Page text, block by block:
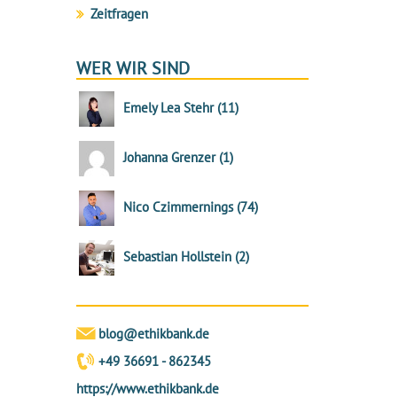
Zeitfragen
WER WIR SIND
Emely Lea Stehr (11)
Johanna Grenzer (1)
Nico Czimmernings (74)
Sebastian Hollstein (2)
blog@ethikbank.de
+49 36691 - 862345
https://www.ethikbank.de